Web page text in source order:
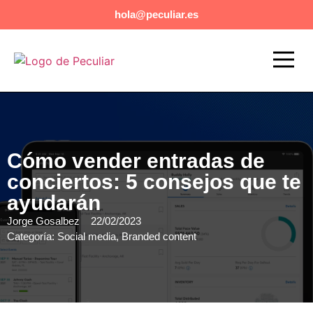
hola@peculiar.es
Cómo vender entradas de
conciertos: 5 consejos que te
ayudarán
Jorge Gosalbez
22/02/2023
Categoría: Social media, Branded content